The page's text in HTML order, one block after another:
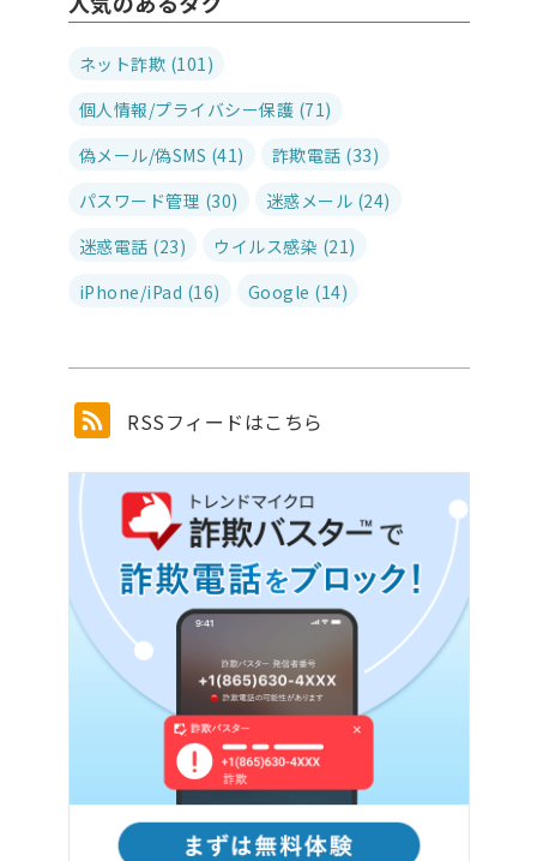
ネット詐欺 (101)
個人情報/プライバシー保護 (71)
偽メール/偽SMS (41)
詐欺電話 (33)
パスワード管理 (30)
迷惑メール (24)
迷惑電話 (23)
ウイルス感染 (21)
iPhone/iPad (16)
Google (14)
RSSフィードはこちら